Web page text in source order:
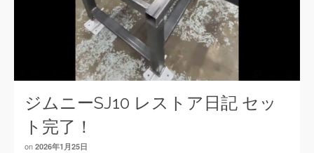
ジムニーSJ10 レストア日記 セッ
ト完了！
on 2026年1月25日